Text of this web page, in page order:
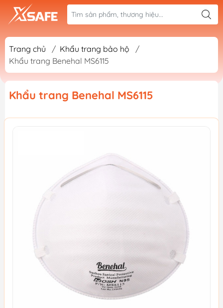
Trang chủ / Khẩu trang bảo hộ
/
Khẩu trang Benehal MS6115
Khẩu trang Benehal MS6115